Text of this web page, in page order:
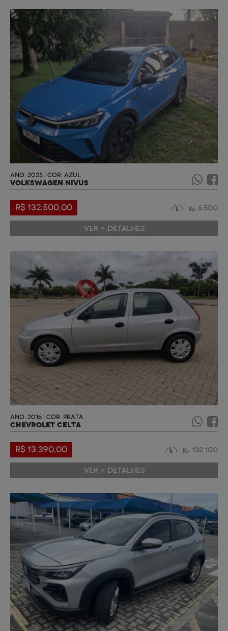
ANO: 2025 | COR: AZUL
VOLKSWAGEN NIVUS
R$ 132.500,00 6.500
VER + DETALHES
ANO: 2016 | COR: PRATA
CHEVROLET CELTA
R$ 13.390,00 132.100
VER + DETALHES